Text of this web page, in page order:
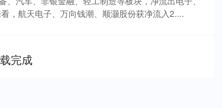
，航天电子、万向钱潮、顺灏股份获净流入2....
完成